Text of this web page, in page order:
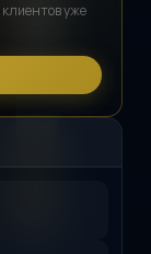
уже